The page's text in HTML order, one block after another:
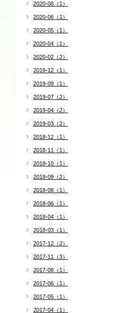
2020-08（1）
2020-06（1）
2020-05（1）
2020-04（1）
2020-02（2）
2019-12（1）
2019-09（1）
2019-07（2）
2019-04（2）
2019-03（2）
2018-12（1）
2018-11（1）
2018-10（1）
2018-09（2）
2018-08（1）
2018-06（1）
2018-04（1）
2018-03（1）
2017-12（2）
2017-11（3）
2017-08（1）
2017-06（1）
2017-05（1）
2017-04（1）